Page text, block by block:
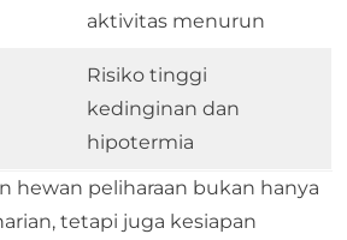
aktivitas menurun
Risiko tinggi
kedinginan dan
hipotermia
hewan peliharaan bukan hanya
tetapi juga kesiapan